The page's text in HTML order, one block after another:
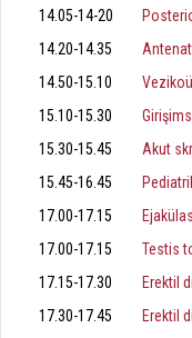
14.05-14-20
14.20-14.35
14.50-15.10
15.10-15.30
15.30-15.45
Akut
15.45-16.45
17.00-17.15
17.00-17.15
Testis
17.15-17.30
Erektil
17.30-17.45
Erektil